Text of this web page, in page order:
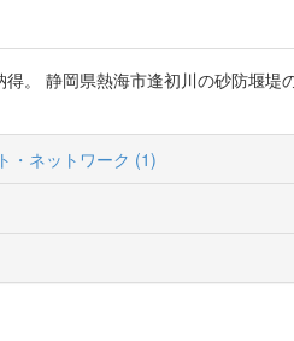
。 静岡県熱海市逢初川の砂防堰
・ネットワーク (1)